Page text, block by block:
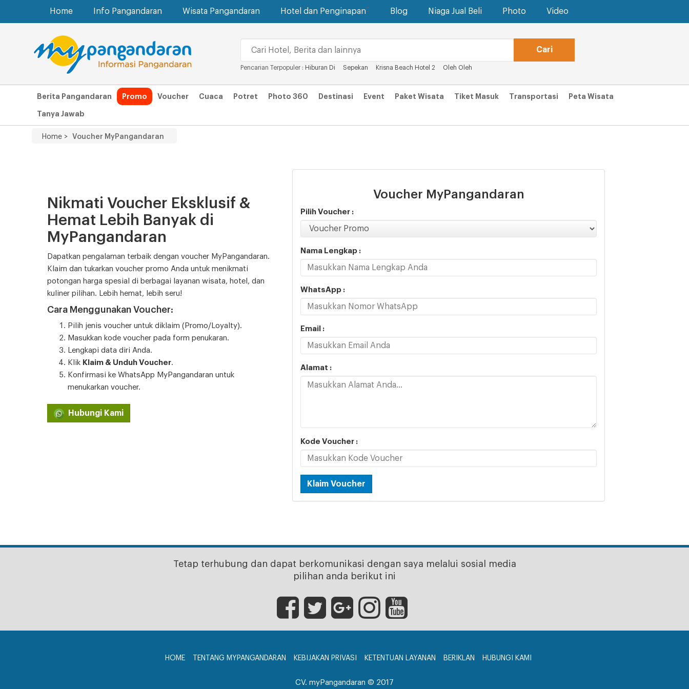
Home Info Pangandaran Wisata Pangandaran Hotel dan Penginapan Blog Niaga Jual Beli Photo Video
Pencarian Terpopuler : Hiburan Di Sepekan Krisna Beach Hotel 2 Oleh Oleh
Berita Pangandaran Promo Voucher Cuaca Potret Photo 360 Destinasi Event Paket Wisata Tiket Masuk Transportasi Peta Wisata
Tanya Jawab
Home > Voucher MyPangandaran
Nikmati Voucher Eksklusif &
Hemat Lebih Banyak di
MyPangandaran
Dapatkan pengalaman terbaik dengan voucher MyPangandaran.
Klaim dan tukarkan voucher promo Anda untuk menikmati
potongan harga spesial di berbagai layanan wisata, hotel, dan
kuliner pilihan. Lebih hemat, lebih seru!
Cara Menggunakan Voucher:
Pilih jenis voucher untuk diklaim (Promo/Loyalty).
Masukkan kode voucher pada form penukaran.
Lengkapi data diri Anda.
Klik Klaim & Unduh Voucher.
Konfirmasi ke WhatsApp MyPangandaran untuk
menukarkan voucher.
Hubungi Kami
Voucher MyPangandaran
Pilih Voucher :
Nama Lengkap :
WhatsApp :
Email :
Alamat :
Kode Voucher :
Klaim Voucher
Tetap terhubung dan dapat berkomunikasi dengan saya melalui sosial media
pilihan anda berikut ini
HOME TENTANG MYPANGANDARAN KEBIJAKAN PRIVASI KETENTUAN LAYANAN BERIKLAN HUBUNGI KAMI
CV. myPangandaran © 2017